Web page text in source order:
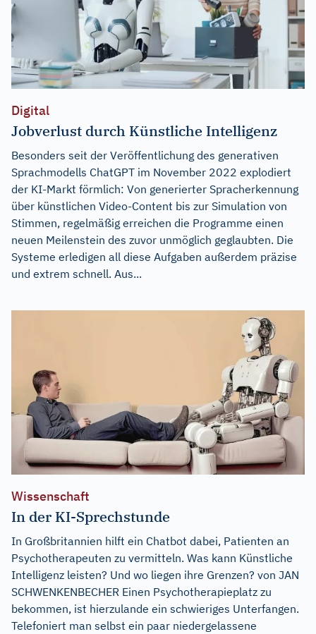
Digital
Jobverlust durch Künstliche Intelligenz
Besonders seit der Veröffentlichung des generativen
Sprachmodells ChatGPT im November 2022 explodiert
der KI-Markt förmlich: Von generierter Spracherkennung
über künstlichen Video-Content bis zur Simulation von
Stimmen, regelmäßig erreichen die Programme einen
neuen Meilenstein des zuvor unmöglich geglaubten. Die
Systeme erledigen all diese Aufgaben außerdem präzise
und extrem schnell. Aus...
Wissenschaft
In der KI-Sprechstunde
In Großbritannien hilft ein Chatbot dabei, Patienten an
Psychotherapeuten zu vermitteln. Was kann Künstliche
Intelligenz leisten? Und wo liegen ihre Grenzen? von JAN
SCHWENKENBECHER Einen Psychotherapieplatz zu
bekommen, ist hierzulande ein schwieriges Unterfangen.
Telefoniert man selbst ein paar niedergelassene